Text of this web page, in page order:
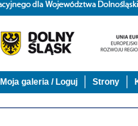
Moja galeria / Loguj Strony